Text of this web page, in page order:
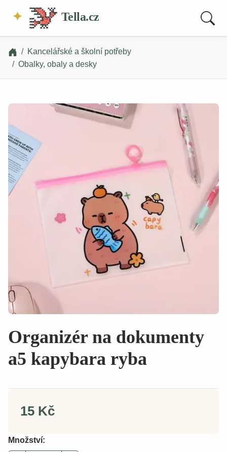
Tella.cz
Kancelářské a školní potřeby
Obalky, obaly a desky
Organizér na dokumenty
a5 kapybara ryba
15 Kč
Množství: